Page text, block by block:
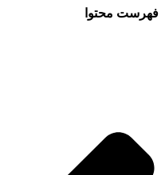
فهرست محتوا